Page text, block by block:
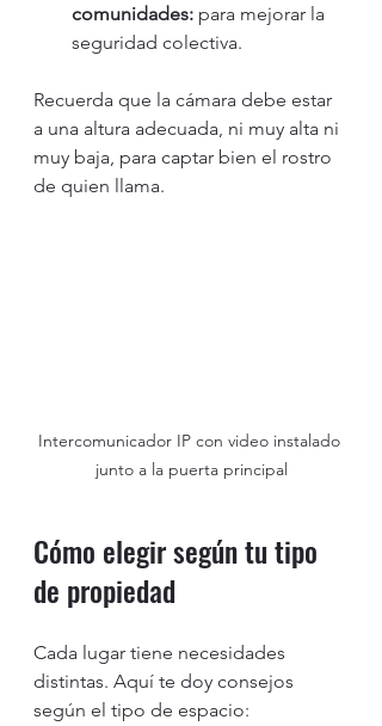
comunidades: para mejorar la
seguridad colectiva.
Recuerda que la cámara debe estar
a una altura adecuada, ni muy alta ni
muy baja, para captar bien el rostro
de quien llama.
Intercomunicador IP con video instalado
junto a la puerta principal
Cómo elegir según tu tipo
de propiedad
Cada lugar tiene necesidades
distintas. Aquí te doy consejos
según el tipo de espacio: